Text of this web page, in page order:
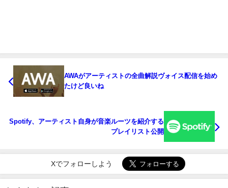
AWAがアーティストの全曲解説ヴォイス配信を始め
たけど良いね
Spotify、アーティスト自身が音楽ルーツを紹介する
プレイリスト公開
Xでフォローしよう